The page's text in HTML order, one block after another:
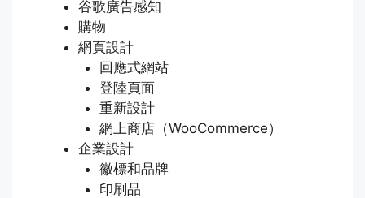
谷歌廣告感知
購物
網頁設計
回應式網站
登陸頁面
重新設計
網上商店（WooCommerce）
企業設計
徽標和品牌
印刷品